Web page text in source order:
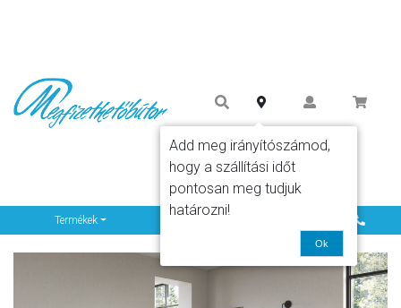
Termékek
Add meg irányítószámod,
hogy a szállítási időt
pontosan meg tudjuk
határozni!
Ok